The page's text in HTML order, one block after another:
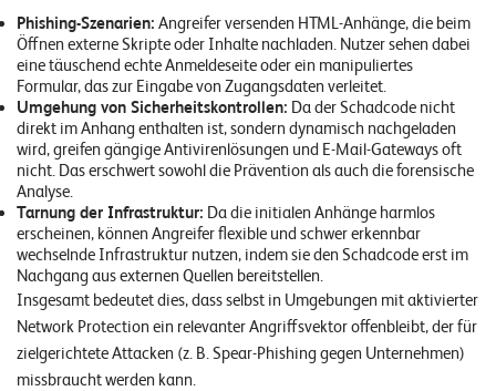
Phishing-Szenarien: Angreifer versenden HTML-Anhänge, die beim
Öffnen externe Skripte oder Inhalte nachladen. Nutzer sehen dabei
eine täuschend echte Anmeldeseite oder ein manipuliertes
Formular, das zur Eingabe von Zugangsdaten verleitet.
Umgehung von Sicherheitskontrollen: Da der Schadcode nicht
direkt im Anhang enthalten ist, sondern dynamisch nachgeladen
wird, greifen gängige Antivirenlösungen und E-Mail-Gateways oft
nicht. Das erschwert sowohl die Prävention als auch die forensische
Analyse.
Tarnung der Infrastruktur: Da die initialen Anhänge harmlos
erscheinen, können Angreifer flexible und schwer erkennbar
wechselnde Infrastruktur nutzen, indem sie den Schadcode erst im
Nachgang aus externen Quellen bereitstellen.
Insgesamt bedeutet dies, dass selbst in Umgebungen mit aktivierter
Network Protection ein relevanter Angriffsvektor offenbleibt, der für
zielgerichtete Attacken (z. B. Spear-Phishing gegen Unternehmen)
missbraucht werden kann.